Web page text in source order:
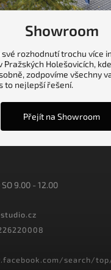
Showroom
rozhodnutí trochu více
Pražských Holešovicích,
zodpovíme všechny
to nejlepší řešení.
Přejít na Showroom
9.00 - 12.00
search/top/